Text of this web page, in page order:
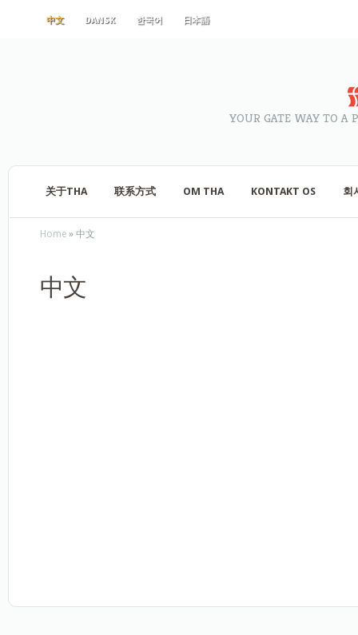
中文 DANSK 한국어 日本語
YOUR GATE WAY TO A
关于THA 联系方式 OM THA KONTAKT OS 회
Home » 中文
中文